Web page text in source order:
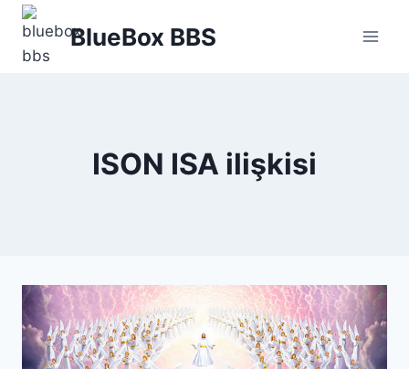
Skip
content
BlueBox BBS
ISON ISA ilişkisi